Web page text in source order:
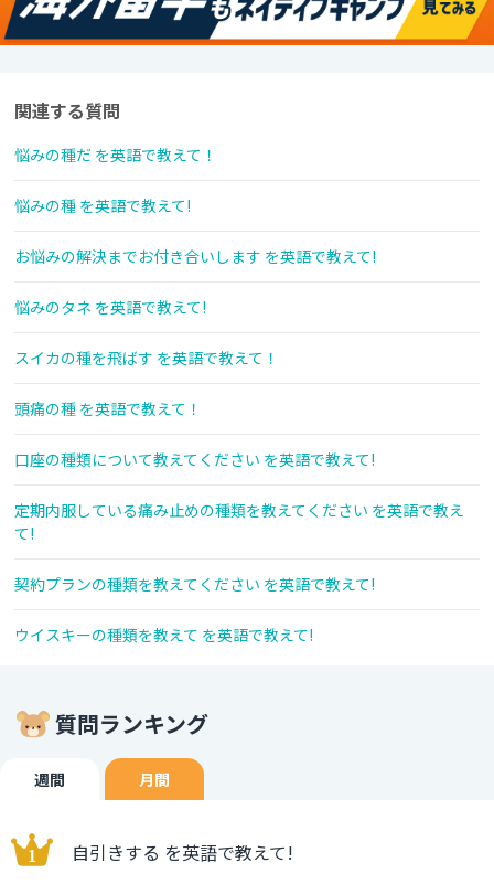
関連する質問
悩みの種だ を英語で教えて！
悩みの種 を英語で教えて!
お悩みの解決までお付き合いします を英語で教えて!
悩みのタネ を英語で教えて!
スイカの種を飛ばす を英語で教えて！
頭痛の種 を英語で教えて！
口座の種類について教えてください を英語で教えて!
定期内服している痛み止めの種類を教えてください を英語で教え
て!
契約プランの種類を教えてください を英語で教えて!
ウイスキーの種類を教えて を英語で教えて!
質問ランキング
週間 月間
自引きする を英語で教えて!